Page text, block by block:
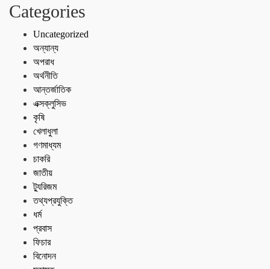
Categories
Uncategorized
অন্যান্য
অপরাধ
অর্থনীতি
আন্তর্জাতিক
এক্সক্লুসিভ
কৃষি
খেলাধুলা
গণমাধ্যম
চাকরি
জাতীয়
ট্যুরিজম
তথ্যপ্রযুক্তি
ধর্ম
প্রবাস
ফিচার
বিনোদন